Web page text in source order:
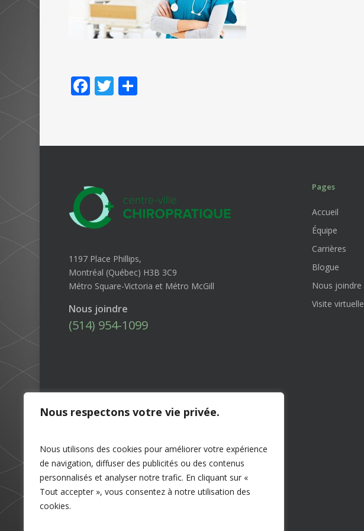
Nous respectons votre vie privée.
Nous utilisons des cookies pour améliorer votre expérience
de navigation, diffuser des publicités ou des contenus
personnalisés et analyser notre trafic. En cliquant sur «
Tout accepter », vous consentez à notre utilisation des
cookies.
Facebook
Twitter
Partager
1197 Place Phillips,
Montréal (Québec) H3B 3C9
Métro Square-Victoria et Métro McGill
Nous joindre
(514) 954-1099
Pages
Accueil
Équipe
Carrières
Blogue
Nous joindre
Visite virtuelle